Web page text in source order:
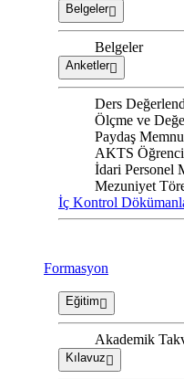
Belgeler
Belgeler
Anketler
Ders
Ölçme ve
Paydaş
AKTS
İdari Personel
Mezuniyet
İç Kontrol
Formasyon
Eğitim
Akademik
Kılavuz